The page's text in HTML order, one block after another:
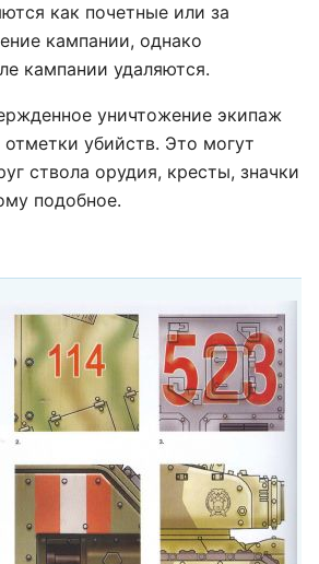
как почетные или за
кампании, однако
кампании удаляются.
уничтожение экипаж
убийств. Это могут
ствола орудия, кресты, значки
подобное.